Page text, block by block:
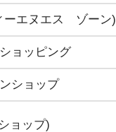
ーエヌエス ゾーン)
ョッピング
ショップ
ョップ)